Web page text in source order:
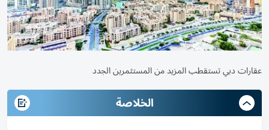
عقارات دبي تستقطب المزيد من المستثمرين الجدد
الخلاصة